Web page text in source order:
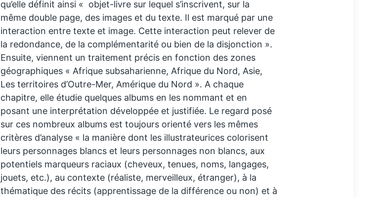
qu’elle définit ainsi « objet-livre sur lequel s’inscrivent, sur la
même double page, des images et du texte. Il est marqué par une
interaction entre texte et image. Cette interaction peut relever de
la redondance, de la complémentarité ou bien de la disjonction ».
Ensuite, viennent un traitement précis en fonction des zones
géographiques « Afrique subsaharienne, Afrique du Nord, Asie,
Les territoires d’Outre-Mer, Amérique du Nord ». A chaque
chapitre, elle étudie quelques albums en les nommant et en
posant une interprétation développée et justifiée. Le regard posé
sur ces nombreux albums est toujours orienté vers les mêmes
critères d’analyse « la manière dont les illustrateurices colorisent
leurs personnages blancs et leurs personnages non blancs, aux
potentiels marqueurs raciaux (cheveux, tenues, noms, langages,
jouets, etc.), au contexte (réaliste, merveilleux, étranger), à la
thématique des récits (apprentissage de la différence ou non) et à